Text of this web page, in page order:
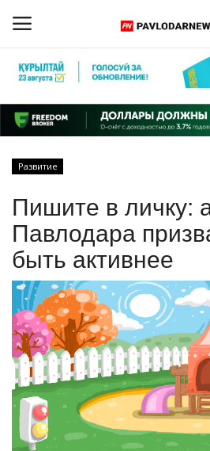
Главная
ПАВЛОДАРСКАЯ ОБЛАСТЬ
КАЗАХСТАН
МИР
СПЕЦПРОЕКТЫ
СПОРТ
Чек-лист
Развитие
Пишите в личку:
Павлодара
быть активнее